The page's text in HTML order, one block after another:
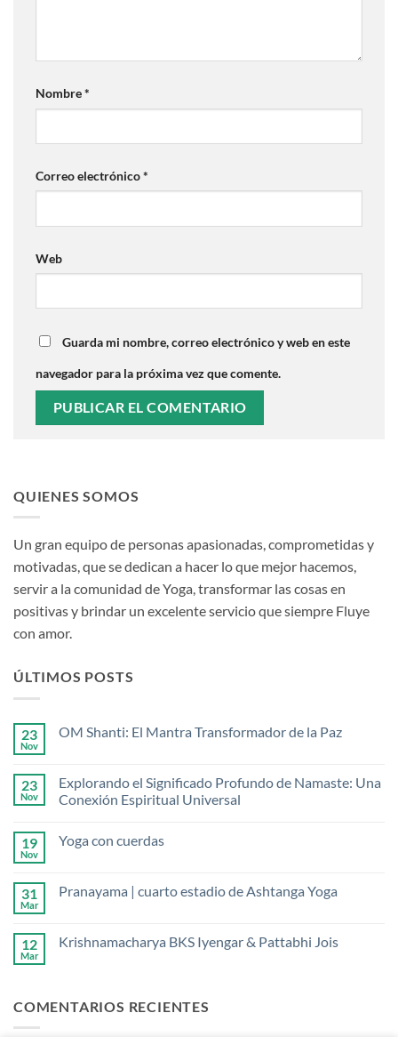
Nombre*
Correo electrónico*
Web
Guarda mi nombre, correo electrónico y web en este
navegador para la próxima vez que comente.
QUIENES SOMOS
Un gran equipo de personas apasionadas, comprometidas y
motivadas, que se dedican a hacer lo que mejor hacemos,
servir a la comunidad de Yoga, transformar las cosas en
positivas y brindar un excelente servicio que siempre Fluye
con amor.
ÚLTIMOS POSTS
23
Nov
OM Shanti: El Mantra Transformador de la Paz
en
OM
Shanti:
Transformador
23
Nov
Explorando el Significado Profundo de Namaste: Una
Conexión Espiritual Universal
comentarios
Significado
Profundo
Conexión
19
Nov
Yoga con cuerdas
en
31
Mar
Pranayama | cuarto estadio de Ashtanga Yoga
en
de
Ashtanga
12
Mar
Krishnamacharya BKS Iyengar & Pattabhi Jois
Krishnamacharya
COMENTARIOS RECIENTES